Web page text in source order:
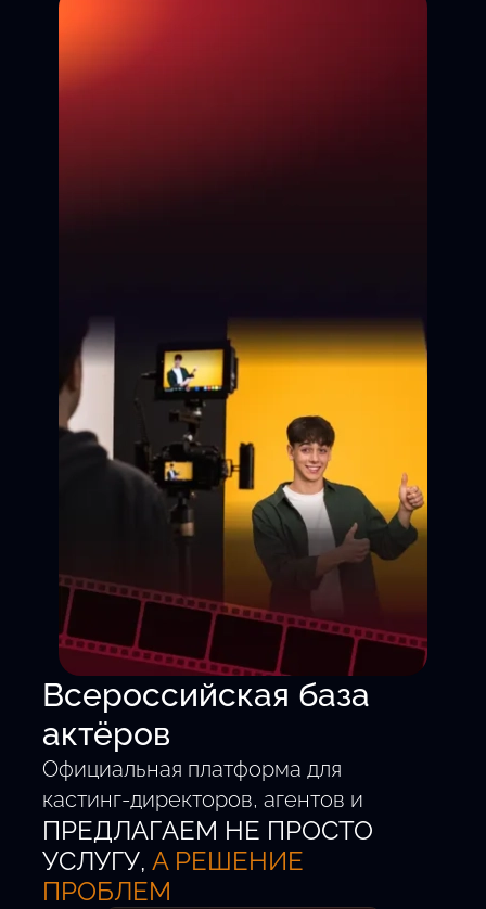
Всероссийская база
актёров
Официальная платформа для
кастинг-директоров, агентов и
талантливых детей от 5 до 18 лет.
Удобный поиск.
Проверенные анкеты.
Быстрый выход на главные роли.
ПРЕДЛАГАЕМ НЕ ПРОСТО
УСЛУГУ, А РЕШЕНИЕ
ПРОБЛЕМ